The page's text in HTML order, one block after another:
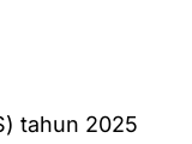
tahun 2025